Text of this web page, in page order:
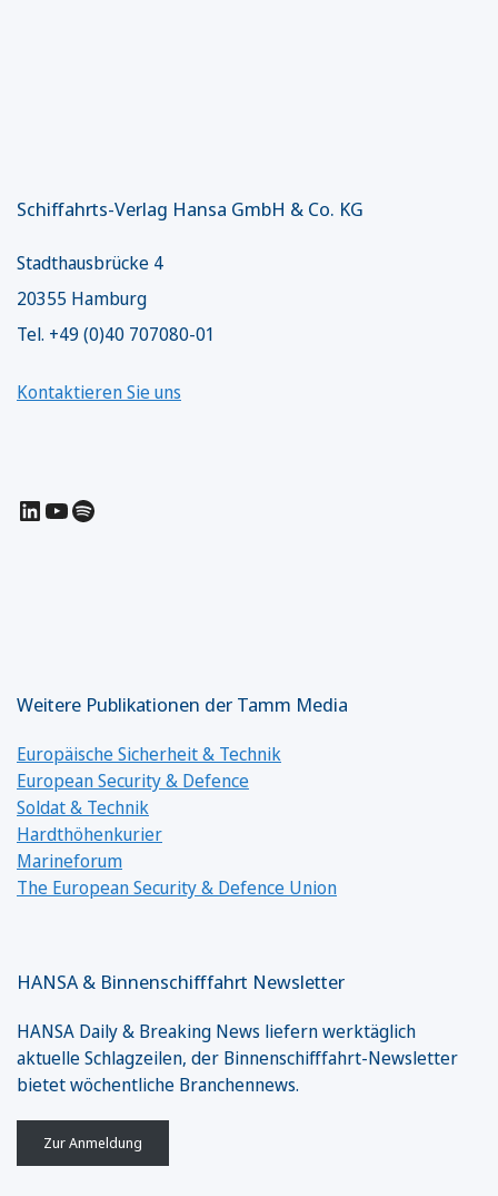
Schiffahrts-Verlag Hansa GmbH & Co. KG
Stadthausbrücke 4
20355 Hamburg
Tel. +49 (0)40 707080-01
Kontaktieren Sie uns
LinkedIn
YouTube
Spotify
Weitere Publikationen der Tamm Media
Europäische Sicherheit & Technik
European Security & Defence
Soldat & Technik
Hardthöhenkurier
Marineforum
The European Security & Defence Union
HANSA & Binnenschifffahrt Newsletter
HANSA Daily & Breaking News liefern werktäglich
aktuelle Schlagzeilen, der Binnenschifffahrt-Newsletter
bietet wöchentliche Branchennews.
Zur Anmeldung